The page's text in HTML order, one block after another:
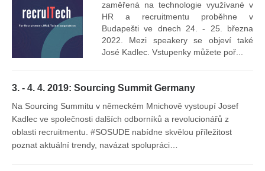
zaměřená na technologie využívané v
HR a recruitmentu proběhne v
Budapešti ve dnech 24. - 25. března
2022. Mezi speakery se objeví také
José Kadlec. Vstupenky můžete poř...
3. - 4. 4. 2019: Sourcing Summit Germany
Na Sourcing Summitu v německém Mnichově vystoupí Josef
Kadlec ve společnosti dalších odborníků a revolucionářů z
oblasti recruitmentu. #SOSUDE nabídne skvělou příležitost
poznat aktuální trendy, navázat spolupráci…